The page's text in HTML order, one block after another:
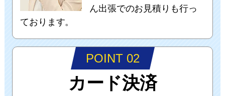
ん出張でのお見積りも行っ
ております。
POINT 02
カード決済